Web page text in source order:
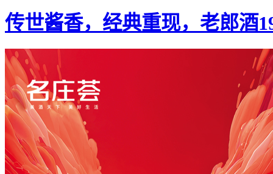
传世酱香，经典重现，老郎酒